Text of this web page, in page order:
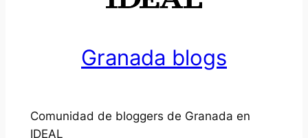
Granada blogs
Comunidad de bloggers de Granada en
IDEAL